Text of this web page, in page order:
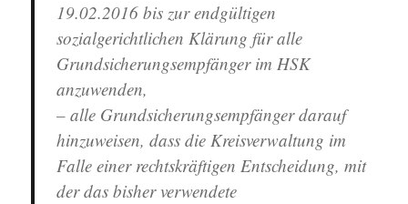
19.02.2016 bis zur endgültigen
sozialgerichtlichen Klärung für alle
Grundsicherungsempfänger im HSK
anzuwenden,
– alle Grundsicherungsempfänger darauf
hinzuweisen, dass die Kreisverwaltung im
Falle einer rechtskräftigen Entscheidung, mit
der das bisher verwendete